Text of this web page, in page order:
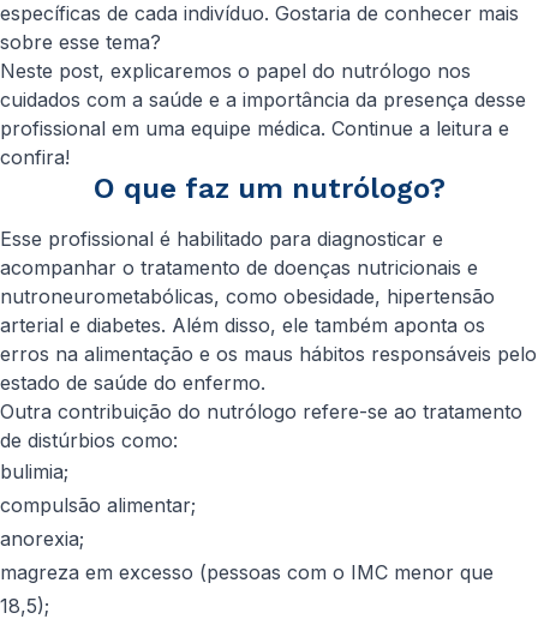
específicas de cada indivíduo. Gostaria de conhecer mais
sobre esse tema?
Neste post, explicaremos o papel do nutrólogo nos
cuidados com a saúde e a importância da presença desse
profissional em uma equipe médica. Continue a leitura e
confira!
O que faz um nutrólogo?
Esse profissional é habilitado para diagnosticar e
acompanhar o tratamento de doenças nutricionais e
nutroneurometabólicas, como obesidade, hipertensão
arterial e diabetes. Além disso, ele também aponta os
erros na alimentação e os maus hábitos responsáveis pelo
estado de saúde do enfermo.
Outra contribuição do nutrólogo refere-se ao tratamento
de distúrbios como:
bulimia;
compulsão alimentar;
anorexia;
magreza em excesso (pessoas com o IMC menor que
18,5);